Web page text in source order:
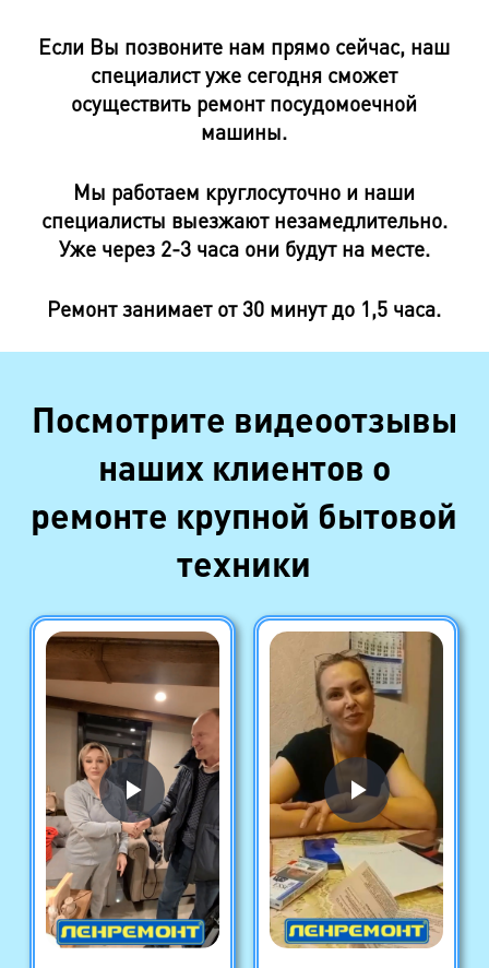
Если Вы позвоните нам прямо сейчас, наш
специалист уже сегодня сможет
осуществить ремонт посудомоечной
машины.
Мы работаем круглосуточно и наши
специалисты выезжают незамедлительно.
Уже через 2-3 часа они будут на месте.
Ремонт занимает от 30 минут до 1,5 часа.
Посмотрите видеоотзывы
наших клиентов о
ремонте крупной бытовой
техники